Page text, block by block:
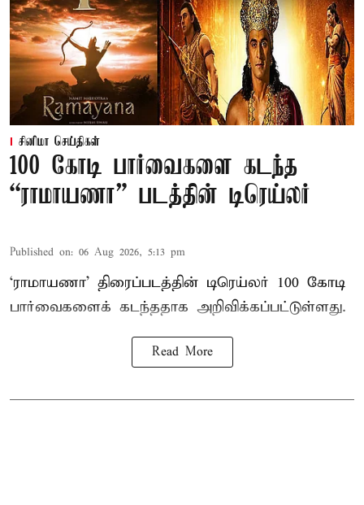
சினிமா செய்திகள்
100 கோடி பார்வைகளை கடந்த
“ராமாயணா” படத்தின் டிரெய்லர்
Published on: 06 Aug 2026, 5:13 pm
‘ராமாயணா’ திரைப்படத்தின் டிரெய்லர் 100 கோடி
பார்வைகளைக் கடந்ததாக அறிவிக்கப்பட்டுள்ளது.
Read More